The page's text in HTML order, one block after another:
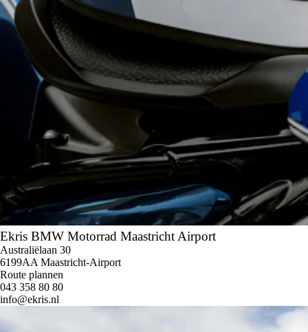
Ekris BMW Motorrad Maastricht Airport
Australiëlaan 30
6199AA Maastricht-Airport
Route plannen
043 358 80 80
info@ekris.nl